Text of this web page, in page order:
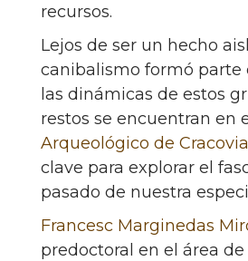
recursos.
Lejos de ser un hecho
canibalismo formó parte
las dinámicas de estos
restos se encuentran en
Arqueológico de Cracovia
clave para explorar el
pasado de nuestra
Francesc Marginedas
predoctoral en el área